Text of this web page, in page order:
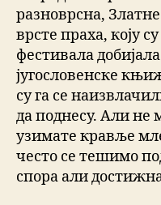
разноврсна,
врсте праха, коју
фестивала
југословенске
су га се
да поднесу. Али не
узимате кравље
често се тешимо
спора али